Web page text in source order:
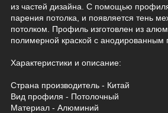
из частей дизайна. С помощью
парения потолка, и появляется тень
потолком. Профиль изготовлен из
полимерной краской с анодированным
Характеристики и описание:
Страна производитель - Китай
Вид профиля - Потолочный
Материал - Алюминий